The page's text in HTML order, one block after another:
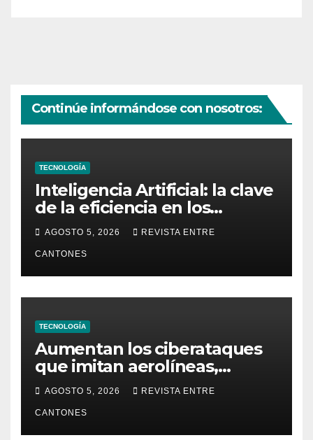
Continúe informándose con nosotros:
TECNOLOGÍA
Inteligencia Artificial: la clave
de la eficiencia en los
Centros de Operaciones de
Seguridad
AGOSTO 5, 2026 REVISTA ENTRE
CANTONES
TECNOLOGÍA
Aumentan los ciberataques
que imitan aerolíneas,
hoteles y plataformas de
viaje
AGOSTO 5, 2026 REVISTA ENTRE
CANTONES